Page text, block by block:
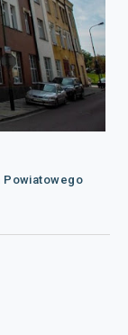
Powiatowego